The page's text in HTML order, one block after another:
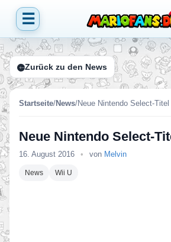
☰
Zurück zu den News
Startseite/News/Neue Nintendo Select-
Neue Nintendo Select-
16. August 2016 • von Melvin
News Wii U